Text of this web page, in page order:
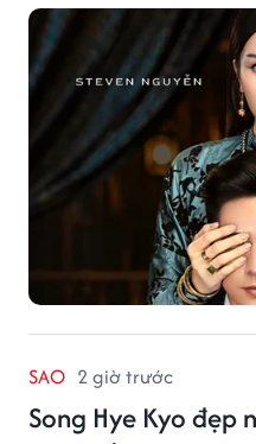
hợp nhiều bất ngờ.
SAO 2 giờ trước
Song Hye Kyo đẹp